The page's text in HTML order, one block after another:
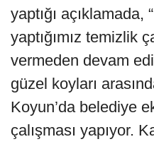
yaptığı açıklamada,
yaptığımız temizlik
vermeden devam
güzel koyları
Koyun’da belediye
çalışması yapıyor.